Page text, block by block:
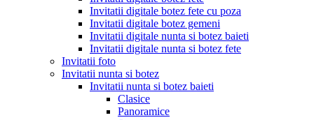
Invitatii digitale botez fete cu poza
Invitatii digitale botez gemeni
Invitatii digitale nunta si botez baieti
Invitatii digitale nunta si botez fete
Invitatii foto
Invitatii nunta si botez
Invitatii nunta si botez baieti
Clasice
Panoramice